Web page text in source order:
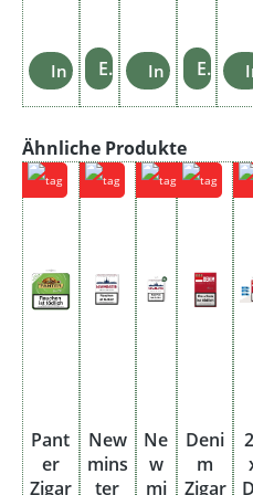
In den Warenkorb
Einzelheiten In den Einzelheiten
Produktgalerie überspringen
Ähnliche Produkte
Pant
er
Zigar
New
mins
ter
Ne
w
mi
Deni
m
Zigar